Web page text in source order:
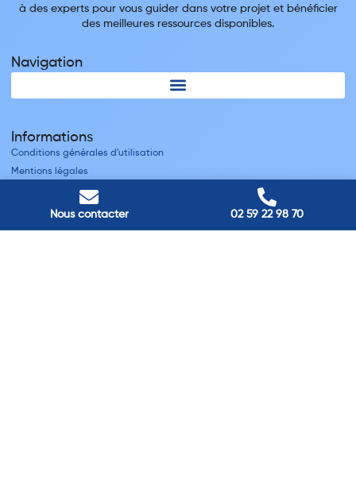
Nous contacter 02 59 22 98 70
à des experts pour vous guider dans votre projet et bénéficier
des meilleures ressources disponibles.
Navigation
Informations
Conditions générales d'utilisation
Mentions légales
Nous contacter